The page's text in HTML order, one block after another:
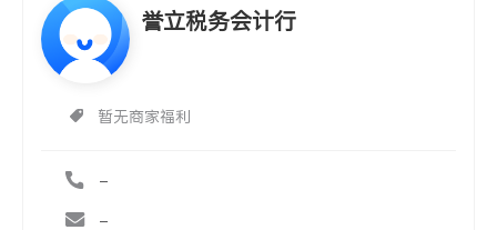
誉立税务会计行
暂无商家福利
-
-